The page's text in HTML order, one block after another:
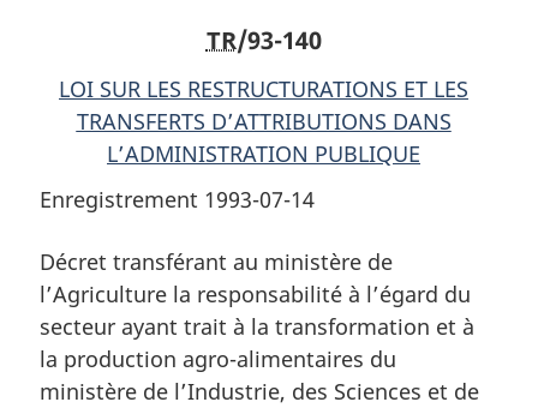
la
production
agro-
alimentaires
du
de
des
Sciences
et
de
la
à
production
agro-
alimentaires
ministère
l’Industrie,
des
Sciences
et
de
production
agro-
alimentaires
l’Industrie,
des
Sciences
et
de
TR/93-140
LOI SUR LES RESTRUCTURATIONS ET LES
TRANSFERTS D’ATTRIBUTIONS DANS
L’ADMINISTRATION PUBLIQUE
Enregistrement 1993-07-14
Décret transférant au ministère de
l’Agriculture la responsabilité à l’égard du
secteur ayant trait à la transformation et à
la production agro-alimentaires du
ministère de l’Industrie, des Sciences et de